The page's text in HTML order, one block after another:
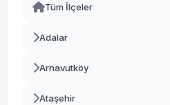
Tüm İlçeler
Adalar
Arnavutköy
Ataşehir